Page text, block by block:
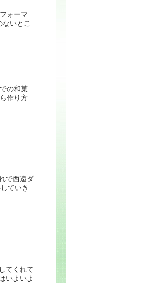
ォーマ
いとこ
の和菓
作り方
で西遠ダ
ていき
てくれて
いよいよ